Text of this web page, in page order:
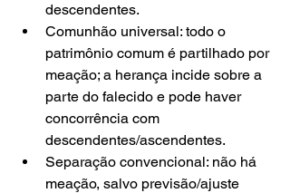
descendentes.
Comunhão universal: todo o
patrimônio comum é partilhado por
meação; a herança incide sobre a
parte do falecido e pode haver
concorrência com
descendentes/ascendentes.
Separação convencional: não há
meação, salvo previsão/ajuste